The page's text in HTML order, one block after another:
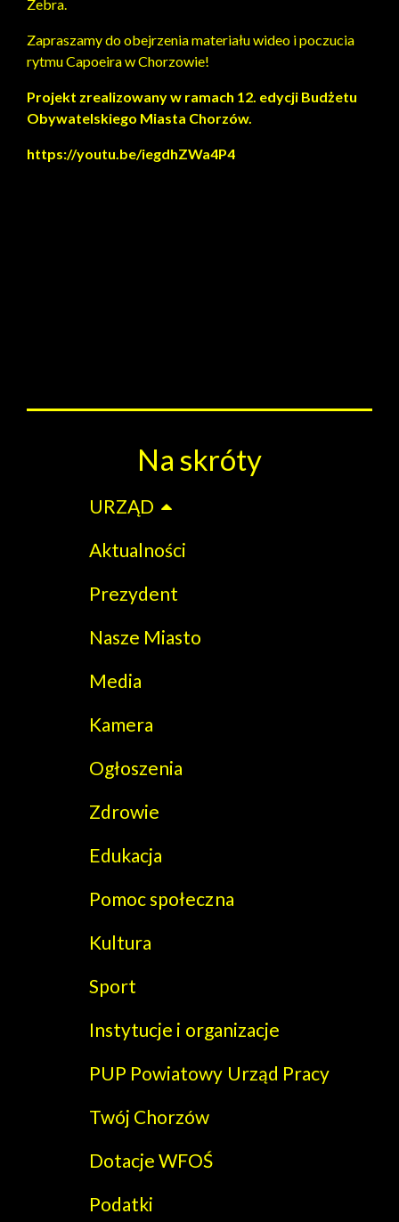
Zebra.
Zapraszamy do obejrzenia materiału wideo i poczucia
rytmu Capoeira w Chorzowie!
Projekt zrealizowany w ramach 12. edycji Budżetu
Obywatelskiego Miasta Chorzów.
https://youtu.be/iegdhZWa4P4
Na skróty
URZĄD
Aktualności
Prezydent
Nasze Miasto
Media
Kamera
Ogłoszenia
Zdrowie
Edukacja
Pomoc społeczna
Kultura
Sport
Instytucje i organizacje
PUP Powiatowy Urząd Pracy
Twój Chorzów
Dotacje WFOŚ
Podatki